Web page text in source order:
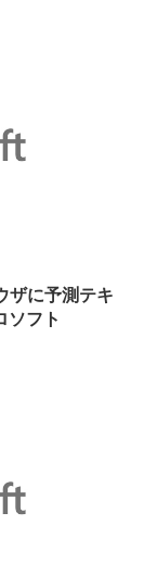
ザに予測テキ
ソフト